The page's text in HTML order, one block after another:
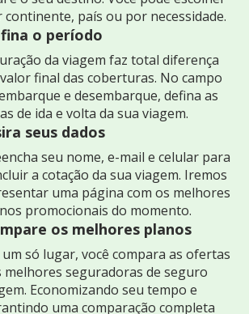
continente, país ou por necessidade.
o período
da viagem faz total diferença
final das coberturas. No campo
e desembarque, defina as
de ida e volta da sua viagem.
seus dados
seu nome, e-mail e celular para
a cotação da sua viagem. Iremos
uma página com os melhores
promocionais do momento.
os melhores planos
um só lugar, você compara as ofertas
melhores seguradoras de seguro
Economizando seu tempo e
uma comparação completa